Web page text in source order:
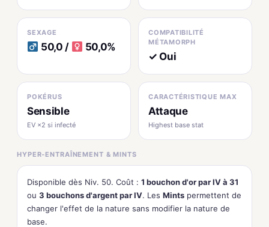
SEXAGE
50,0 / 50,0%
COMPATIBILITÉ
MÉTAMORPH
✓ Oui
POKÉRUS
Sensible
EV ×2 si infecté
CARACTÉRISTIQUE MAX
Attaque
Highest base stat
HYPER-ENTRAÎNEMENT & MINTS
Disponible dès Niv. 50. Coût : 1 bouchon d'or par IV à 31
ou 3 bouchons d'argent par IV. Les Mints permettent de
changer l'effet de la nature sans modifier la nature de
base.